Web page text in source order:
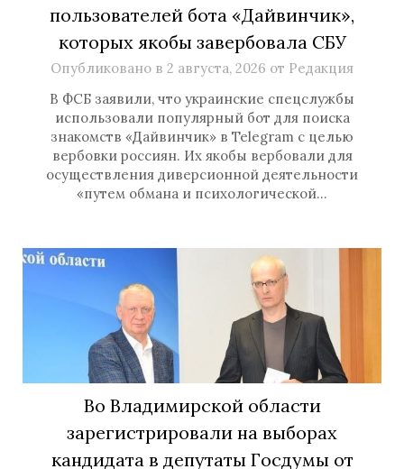
пользователей бота «Дайвинчик»,
которых якобы завербовала СБУ
Опубликовано в 2 августа, 2026 от Редакция
В ФСБ заявили, что украинские спецслужбы
использовали популярный бот для поиска
знакомств «Дайвинчик» в Telegram с целью
вербовки россиян. Их якобы вербовали для
осуществления диверсионной деятельности
«путем обмана и психологической…
Во Владимирской области
зарегистрировали на выборах
кандидата в депутаты Госдумы от